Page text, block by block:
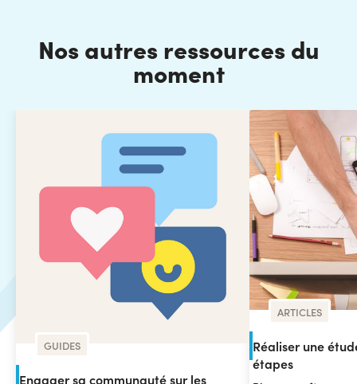
Nos autres ressources du
moment
GUIDES
Engager sa communauté sur les
ARTICLES
Réaliser une
étapes